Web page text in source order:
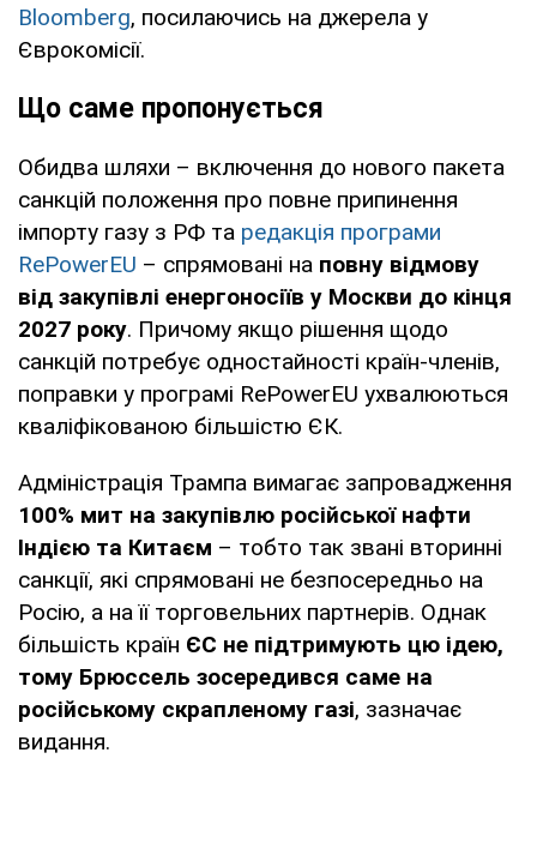
Bloomberg, посилаючись на джерела у
Єврокомісії.
Що саме пропонується
Обидва шляхи – включення до нового пакета
санкцій положення про повне припинення
імпорту газу з РФ та редакція програми
RePowerEU – спрямовані на повну відмову
від закупівлі енергоносіїв у Москви до кінця
2027 року. Причому якщо рішення щодо
санкцій потребує одностайності країн-членів,
поправки у програмі RePowerEU ухвалюються
кваліфікованою більшістю ЄК.
Адміністрація Трампа вимагає запровадження
100% мит на закупівлю російської нафти
Індією та Китаєм – тобто так звані вторинні
санкції, які спрямовані не безпосередньо на
Росію, а на її торговельних партнерів. Однак
більшість країн ЄС не підтримують цю ідею,
тому Брюссель зосередився саме на
російському скрапленому газі, зазначає
видання.